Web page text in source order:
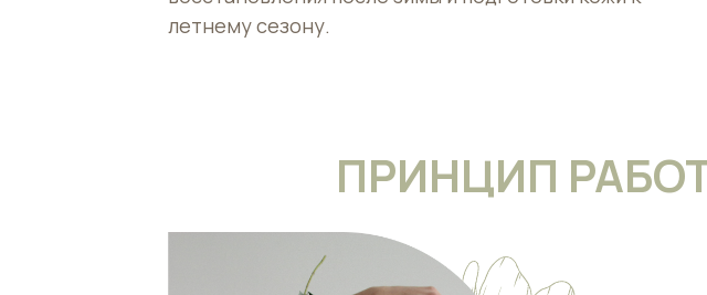
восстановления после зимы и подготовки кожи к
летнему сезону.
ПРИНЦИП